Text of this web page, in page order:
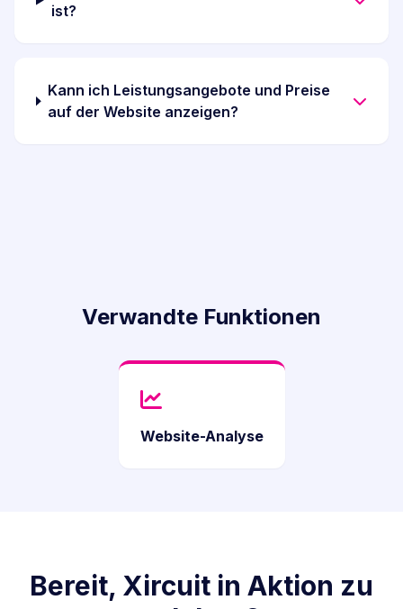
ist?
Kann ich Leistungsangebote und Preise
auf der Website anzeigen?
Verwandte Funktionen
Website-Analyse
Bereit, Xircuit in Aktion zu